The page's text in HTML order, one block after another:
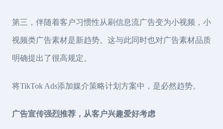
第三，伴随着客户习惯性从刷信息流广告变为小视频，小
视频类广告素材是新趋势。这与此同时也对广告素材品质
明确提出了很高规定。
将TikTok Ads添加媒介策略计划方案中，是必然趋势。
广告宣传强烈推荐，从客户兴趣爱好考虑